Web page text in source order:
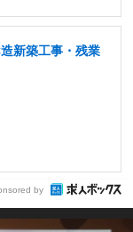
新築工事・残業
by